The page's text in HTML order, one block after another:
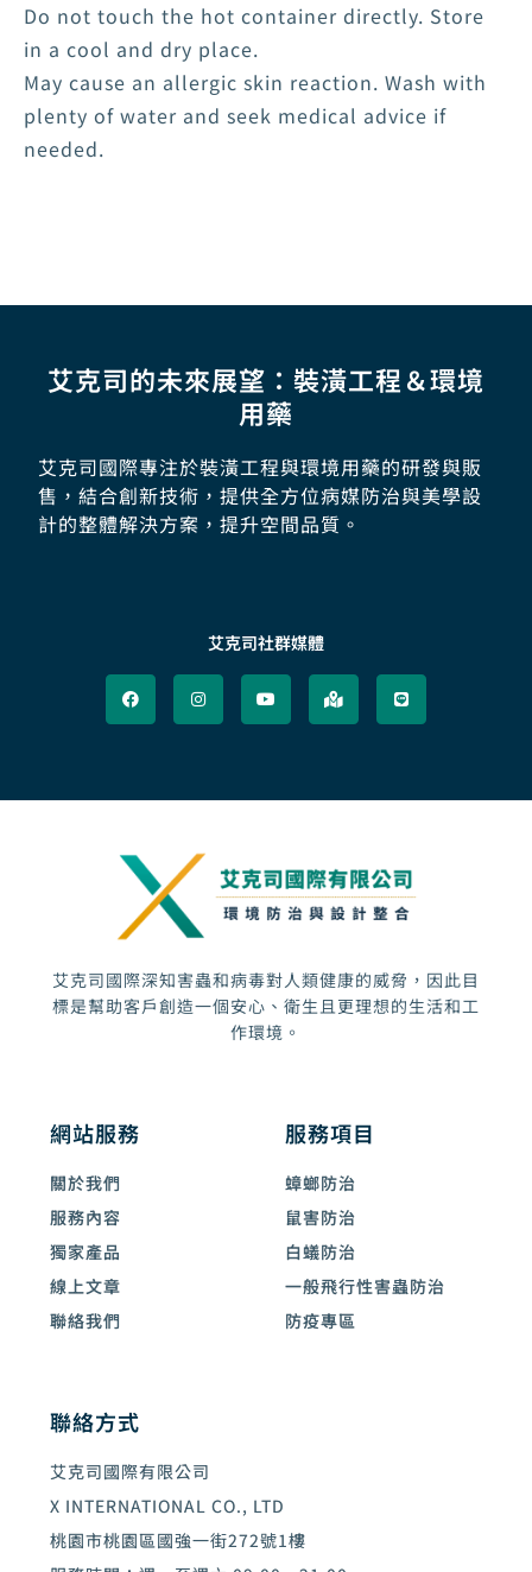
Do not touch the hot container directly. Store
in a cool and dry place.
May cause an allergic skin reaction. Wash with
plenty of water and seek medical advice if
needed.
艾克司的未來展望：裝潢工程＆環境
用藥
艾克司國際專注於裝潢工程與環境用藥的研發與販
售，結合創新技術，提供全方位病媒防治與美學設
計的整體解決方案，提升空間品質。
艾克司社群媒體
a
c
e
b
n
s
t
a
m
o
u
u
a
p
-
m
e
l
t
i
n
e
艾克司國際深知害蟲和病毒對人類健康的威脅，因此目
標是幫助客戶創造一個安心、衛生且更理想的生活和工
作環境。
網站服務
關於我們
服務內容
獨家產品
線上文章
聯絡我們
服務項目
蟑螂防治
鼠害防治
白蟻防治
一般飛行性害蟲防治
防疫專區
聯絡方式
艾克司國際有限公司
X INTERNATIONAL CO., LTD
桃園市桃園區國強一街272號1樓